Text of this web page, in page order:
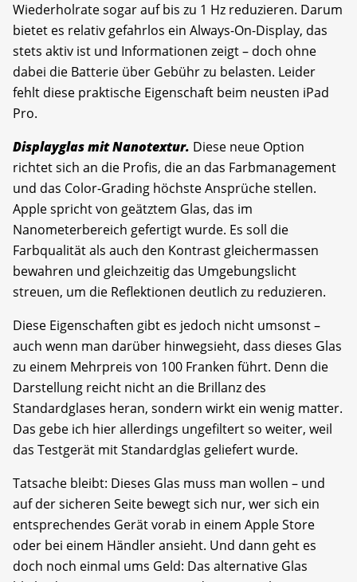
Wiederholrate sogar auf bis zu 1 Hz reduzieren. Darum
bietet es relativ gefahrlos ein Always-On-Display, das
stets aktiv ist und Informationen zeigt – doch ohne
dabei die Batterie über Gebühr zu belasten. Leider
fehlt diese praktische Eigenschaft beim neusten iPad
Pro.
Displayglas mit Nanotextur. Diese neue Option
richtet sich an die Profis, die an das Farbmanagement
und das Color-Grading höchste Ansprüche stellen.
Apple spricht von geätztem Glas, das im
Nanometerbereich gefertigt wurde. Es soll die
Farbqualität als auch den Kontrast gleichermassen
bewahren und gleichzeitig das Umgebungslicht
streuen, um die Reflektionen deutlich zu reduzieren.
Diese Eigenschaften gibt es jedoch nicht umsonst –
auch wenn man darüber hinwegsieht, dass dieses Glas
zu einem Mehrpreis von 100 Franken führt. Denn die
Darstellung reicht nicht an die Brillanz des
Standardglases heran, sondern wirkt ein wenig matter.
Das gebe ich hier allerdings ungefiltert so weiter, weil
das Testgerät mit Standardglas geliefert wurde.
Tatsache bleibt: Dieses Glas muss man wollen – und
auf der sicheren Seite bewegt sich nur, wer sich ein
entsprechendes Gerät vorab in einem Apple Store
oder bei einem Händler ansieht. Und dann geht es
doch noch einmal ums Geld: Das alternative Glas